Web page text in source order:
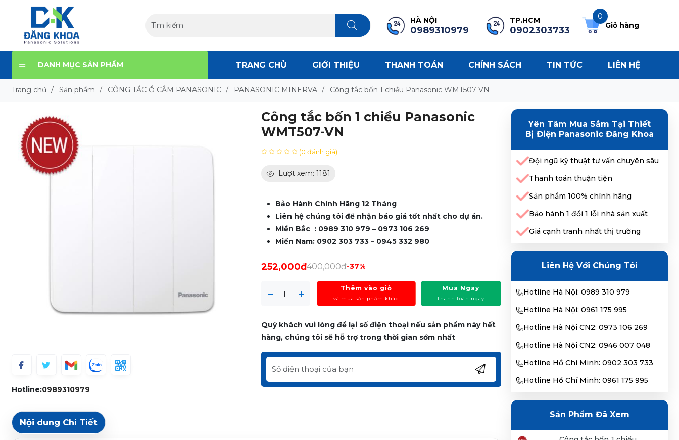
HÀ NỘI
0989310979
TP.HCM
0902303733
0
Giỏ hàng
DANH MỤC SẢN PHẨM TRANG CHỦ GIỚI THIỆU THANH TOÁN CHÍNH SÁCH TIN TỨC LIÊN HỆ
Trang chủ / Sản phẩm / CÔNG TẮC Ổ CẮM PANASONIC / PANASONIC MINERVA / Công tắc bốn 1 chiều Panasonic WMT507-VN
Hotline:0989310979
Công tắc bốn 1 chiều Panasonic
WMT507-VN
(0 đánh giá)
Lượt xem: 1181
Bảo Hành Chính Hãng 12 Tháng
Liên hệ chúng tôi để nhận báo giá tốt nhất cho dự án.
Miền Bắc : 0989 310 979 – 0973 106 269
Miền Nam: 0902 303 733 – 0945 332 980
252,000đ400,000đ-37%
Thêm vào giỏ
và mua sản phẩm khác
Mua Ngay
Thanh toán ngay
Quý khách vui lòng để lại số điện thoại nếu sản phẩm này hết
hàng, chúng tôi sẽ hỗ trợ trong thời gian sớm nhất
Nội dung Chi Tiết
Yên Tâm Mua Sắm Tại Thiết
Bị Điện Panasonic Đăng Khoa
Đội ngũ kỹ thuật tư vấn chuyên sâu
Thanh toán thuận tiện
Sản phẩm 100% chính hãng
Bảo hành 1 đổi 1 lỗi nhà sản xuất
Giá cạnh tranh nhất thị trường
Liên Hệ Với Chúng Tôi
Hotline Hà Nội: 0989 310 979
Hotline Hà Nội: 0961 175 995
Hotline Hà Nội CN2: 0973 106 269
Hotline Hà Nội CN2: 0946 007 048
Hotline Hồ Chí Minh: 0902 303 733
Hotline Hồ Chí Minh: 0961 175 995
Sản Phẩm Đã Xem